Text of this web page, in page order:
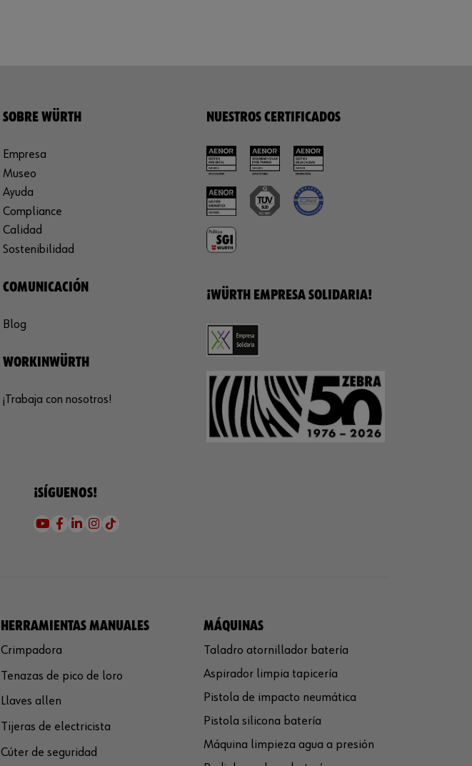
SOBRE WÜRTH
Empresa
Museo
Ayuda
Compliance
Calidad
Sostenibilidad
COMUNICACIÓN
Blog
WORKINWÜRTH
¡Trabaja con nosotros!
NUESTROS CERTIFICADOS
¡WÜRTH EMPRESA SOLIDARIA!
¡SÍGUENOS!
HERRAMIENTAS MANUALES
Crimpadora
Tenazas de pico de loro
Llaves allen
Tijeras de electricista
Cúter de seguridad
MÁQUINAS
Taladro atornillador batería
Aspirador limpia tapicería
Pistola de impacto neumática
Pistola silicona batería
Máquina limpieza agua a presión